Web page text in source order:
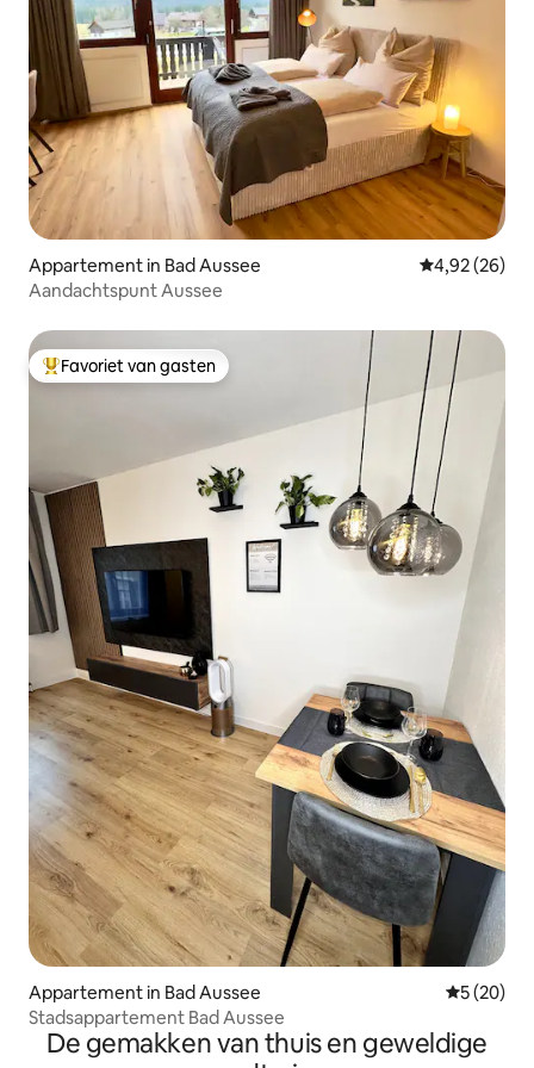
Appartement in Bad Aussee Gemiddelde
4,92 (26)
Aandachtspunt Aussee
Topfavoriet van gasten
Favoriet van gasten
Appartement in Bad Aussee
5 (20)
Stadsappartement Bad Aussee
De gemakken van thuis en geweldige